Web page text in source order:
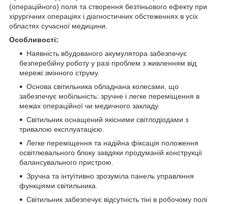
(операційного) поля та створення безтіньового ефекту при
хірургічних операціях і діагностичних обстеженнях в усіх
областях сучасної медицини.
Особливості:
Наявність вбудованого акумулятора забезпечує
безперебійну роботу у разі проблем з живленням від
мережі змінного струму.
Основа світильника обладнана колесами, що
забезпечує мобільність: зручне і легке переміщення в
межах операційної чи медичного закладу.
Світильник оснащений якісними світлодіодами з
тривалою експлуатацією.
Легке переміщення та надійна фіксація положення
освітлювального блоку завдяки продуманій конструкції
балансувального пристрою.
Зручна та інтуїтивно зрозуміла панель управління
функціями світильника.
Світильник забезпечує відсутність тіні в робочому полі